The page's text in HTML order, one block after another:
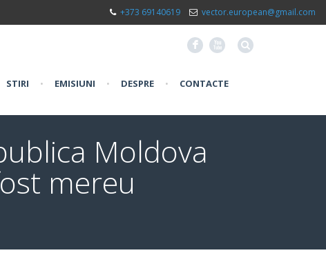
+373 69140619 vector.european@gmail.com
F X
STIRI • EMISIUNI • DESPRE • CONTACTE
Moldova
mereu